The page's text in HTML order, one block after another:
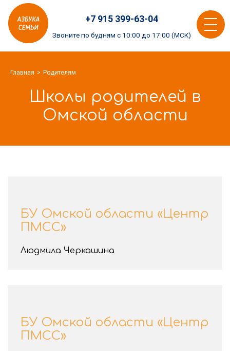
Азбука
семьи
logo
+7 915 399-63-04
Звоните по будням с 10:00 до 17:00 (МСК)
Toggle
Главная Родителям
Школы родителей в
Омской области
БУ Омской области «Центр
ПМСС»
Людмила Черкашина
БУ Омской области «Центр
ПМСС»